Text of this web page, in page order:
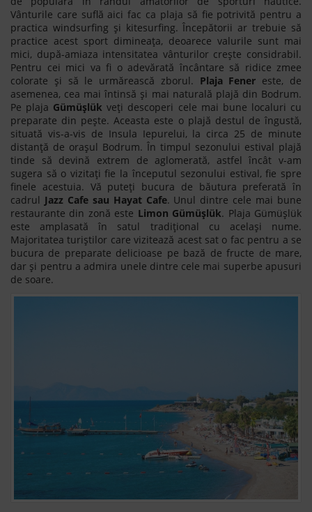
Vânturile care suflă aici fac ca plaja să fie potrivită pentru a
practica windsurfing și kitesurfing. Începătorii ar trebuie să
practice acest sport dimineața, deoarece valurile sunt mai
mici, după-amiaza intensitatea vânturilor crește considrabil.
Pentru cei mici va fi o adevărată încântare să ridice zmee
colorate și să le urmărească zborul. Plaja Fener este, de
asemenea, cea mai întinsă și mai naturală plajă din Bodrum.
Pe plaja Gümüșlük veți descoperi cele mai bune localuri cu
preparate din pește. Aceasta este o plajă destul de îngustă,
situată vis-a-vis de Insula Iepurelui, la circa 25 de minute
distanță de orașul Bodrum. În timpul sezonului estival plajă
tinde să devină extrem de aglomerată, astfel încât v-am
sugera să o vizitați fie la începutul sezonului estival, fie spre
finele acestuia. Vă puteți bucura de băutura preferată în
cadrul Jazz Cafe sau Hayat Cafe. Unul dintre cele mai bune
restaurante din zonă este Limon Gümüșlük. Plaja Gümüșlük
este amplasată în satul tradițional cu același nume.
Majoritatea turiștilor care vizitează acest sat o fac pentru a se
bucura de preparate delicioase pe bază de fructe de mare,
dar și pentru a admira unele dintre cele mai superbe apusuri
de soare.